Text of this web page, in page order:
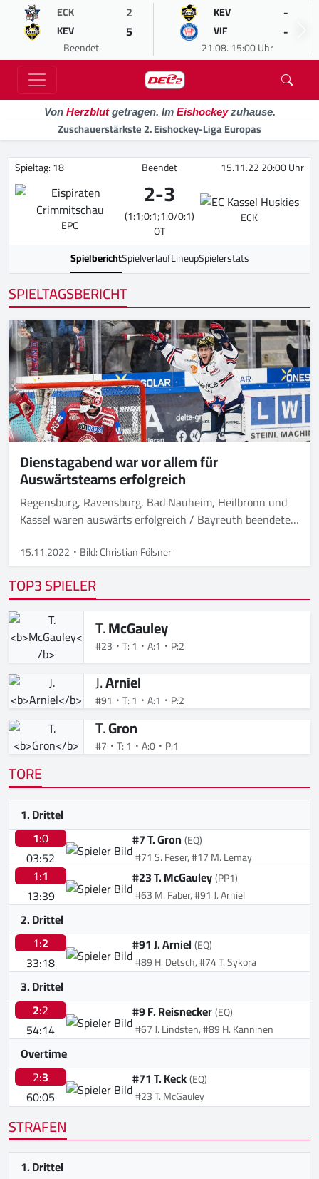
ECK 2
KEV 5
Beendet
KEV -
VIF -
21.08. 15:00 Uhr
Von Herzblutgetragen. Im Eishockeyzuhause.
Zuschauerstärkste 2. Eishockey-Liga Europas
Spieltag: 18 Beendet 15.11.22 20:00 Uhr
EPC
2-3
(1:1;0:1;1:0/0:1)
OT
ECK
SpielberichtSpielverlaufLineupSpielerstats
SPIELTAGSBERICHT
Dienstagabend war vor allem für
Auswärtsteams erfolgreich
Regensburg, Ravensburg, Bad Nauheim, Heilbronn und
Kassel waren auswärts erfolgreich / Bayreuth beendete
15.11.2022 Bild: Christian Fölsner
TOP3 SPIELER
T.McGauley
#23 T: 1 A:1 P:2
J.Arniel
#91 T: 1 A:1 P:2
T.Gron
#7 T: 1 A:0 P:1
TORE
1. Drittel
1:0
03:52
#7 T. Gron(EQ)
#71 S. Feser, #17 M. Lemay
1:1
13:39
#23 T. McGauley(PP1)
#63 M. Faber, #91 J. Arniel
2. Drittel
1:2
33:18
#91 J. Arniel(EQ)
#89 H. Detsch, #74 T. Sykora
3. Drittel
2:2
54:14
#9 F. Reisnecker(EQ)
#67 J. Lindsten, #89 H. Kanninen
Overtime
2:3
60:05
#71 T. Keck(EQ)
#23 T. McGauley
STRAFEN
1. Drittel